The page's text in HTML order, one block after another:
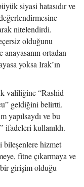
siyasi hatasıdır ve
nitelendirdi.
olduğunu
anayasanın ortadan
yoksa Irak’ın
valiliğine “Rashid
geldiğini belirtti.
yapılsaydı ve bu
ifadeleri kullanıldı.
bileşenlere hizmet
fitne çıkarmaya ve
girişim olduğu